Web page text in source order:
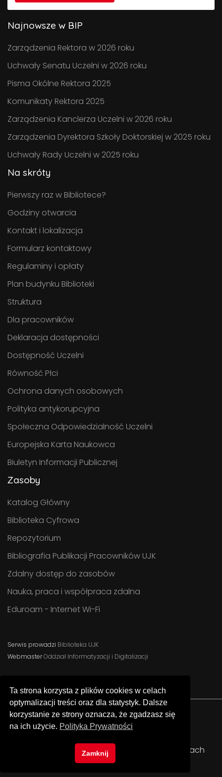
Najnowsze w BIP
Zarządzenia Rektora w 2026 roku
Uchwały Senatu Uczelni w 2026 roku
Pisma Okólne Rektora 2025
Komunikaty Rektora 2025
Zarządzenia Kanclerza Uczelni w 2026 roku
Zarządzenia Dyrektora Szkoły Doktorskiej w 2025 roku
Uchwały Rady Uczelni w 2025 roku
Na skróty
Pierwszy raz w Bibliotece?
Godziny otwarcia
Kontakt i lokalizacja
Formularz kontaktowy
Regulaminy i opłaty
Plan budynku Biblioteki
Struktura
Dla pracowników
Deklaracja dostępności
Dostępność Uczelni
Równość Płci
Ochrona danych osobowych
Polityka antykorupcyjna
Społeczna Odpowiedzialność Uczelni
Europejska Karta Naukowca
Biuletyn Informacji Publicznej
Zasoby
Katalog Główny
Biblioteka Cyfrowa
Repozytorium
Bibliografia Publikacji Pracowników UJK
Zdalny dostęp do zasobów
Nauka, praca i współpraca zdalna
Eduroam - Internet Wi-Fi
Serwis prowadzi Biblioteka UJK
WebmasterOddział Informatyzacji i Digitalizacji
Facebook
Instagram
YouTube
© Uniwersytet Jana Kochanowskiego w Kielcach
Biblioteka Uniwersytecka
Ta strona korzysta z plików cookies w celach
optymalizacji treści oraz dla statystyk. Dalsze
korzystanie ze strony oznacza, że zgadzasz się
na ich użycie. Polityka Prywatności
Zamknij